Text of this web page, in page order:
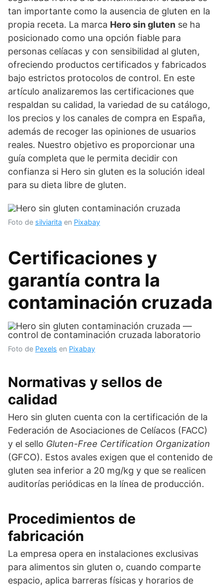
tan importante como la ausencia de gluten en la
propia receta. La marca Hero sin gluten se ha
posicionado como una opción fiable para
personas celíacas y con sensibilidad al gluten,
ofreciendo productos certificados y fabricados
bajo estrictos protocolos de control. En este
artículo analizaremos las certificaciones que
respaldan su calidad, la variedad de su catálogo,
los precios y los canales de compra en España,
además de recoger las opiniones de usuarios
reales. Nuestro objetivo es proporcionar una
guía completa que le permita decidir con
confianza si Hero sin gluten es la solución ideal
para su dieta libre de gluten.
Foto de silviarita en Pixabay
Certificaciones y
garantía contra la
contaminación cruzada
Foto de Pexels en Pixabay
Normativas y sellos de
calidad
Hero sin gluten cuenta con la certificación de la
Federación de Asociaciones de Celíacos (FACC)
y el sello Gluten-Free Certification Organization
(GFCO). Estos avales exigen que el contenido de
gluten sea inferior a 20 mg/kg y que se realicen
auditorías periódicas en la línea de producción.
Procedimientos de
fabricación
La empresa opera en instalaciones exclusivas
para alimentos sin gluten o, cuando comparte
espacio, aplica barreras físicas y horarios de